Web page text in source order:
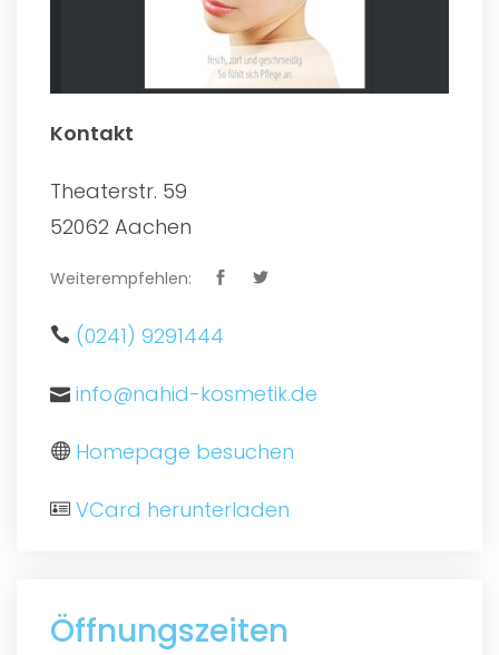
Kontakt
Theaterstr. 59
52062 Aachen
Weiterempfehlen:
(0241) 9291444
info@nahid-kosmetik.de
Homepage besuchen
VCard herunterladen
Öffnungszeiten